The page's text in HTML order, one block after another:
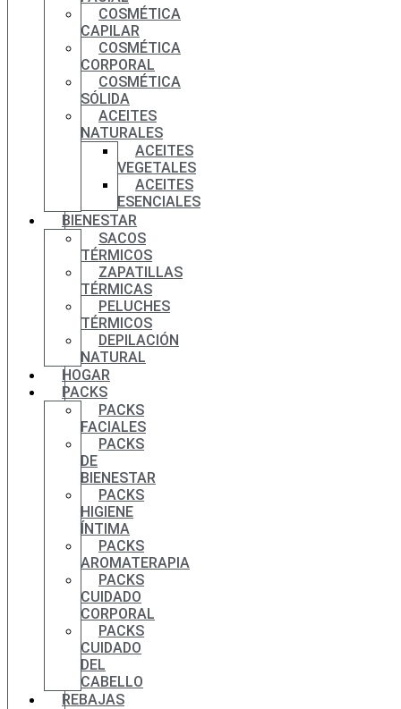
COSMÉTICA
CAPILAR
COSMÉTICA
CORPORAL
COSMÉTICA
SÓLIDA
ACEITES
NATURALES
ACEITES
VEGETALES
ACEITES
ESENCIALES
BIENESTAR
SACOS
TÉRMICOS
ZAPATILLAS
TÉRMICAS
PELUCHES
TÉRMICOS
DEPILACIÓN
NATURAL
HOGAR
PACKS
PACKS
FACIALES
PACKS
DE
BIENESTAR
PACKS
HIGIENE
ÍNTIMA
PACKS
AROMATERAPIA
PACKS
CUIDADO
CORPORAL
PACKS
CUIDADO
DEL
CABELLO
REBAJAS